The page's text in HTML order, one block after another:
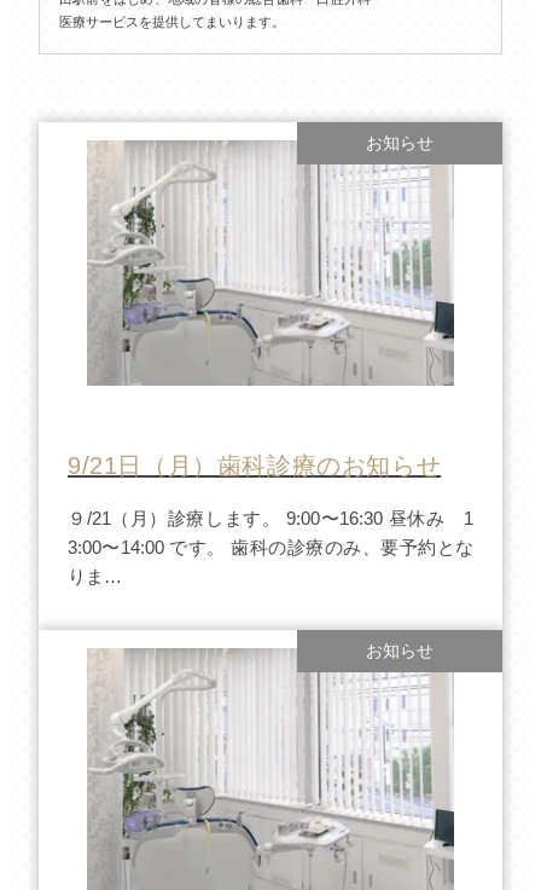
医療サービスを提供してまいります。
お知らせ
9/21日（月）歯科診療のお知らせ
９/21（月）診療します。 9:00〜16:30 昼休み 1
3:00〜14:00 です。 歯科の診療のみ、要予約とな
りま…
お知らせ